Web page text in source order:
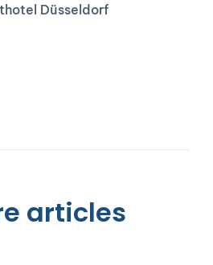
Düsseldorf
articles